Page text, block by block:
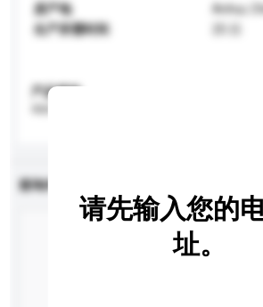
原产地
Anhui,
生产所需时间
产品规格
查询内容
请先输入您的
址。